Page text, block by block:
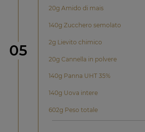
Step
05
20g Amido di mais
140g Zucchero semolato
2g Lievito chimico
20g Cannella in polvere
140g Panna UHT 35%
140g Uova intere
602g Peso totale